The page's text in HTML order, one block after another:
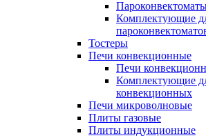
Комплектующие
Тостеры
Печи конвекционные
Печи
Комплектующие
конвекционных
Печи микроволновые
Плиты газовые
Плиты индукционные